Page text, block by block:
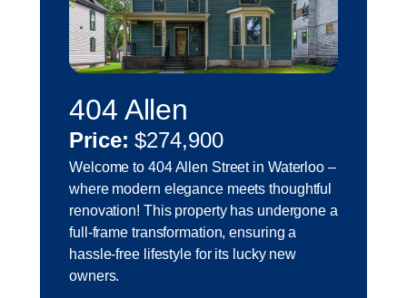
404 Allen
Price: $274,900
Welcome to 404 Allen Street in Waterloo –
where modern elegance meets thoughtful
renovation! This property has undergone a
full-frame transformation, ensuring a
hassle-free lifestyle for its lucky new
owners.